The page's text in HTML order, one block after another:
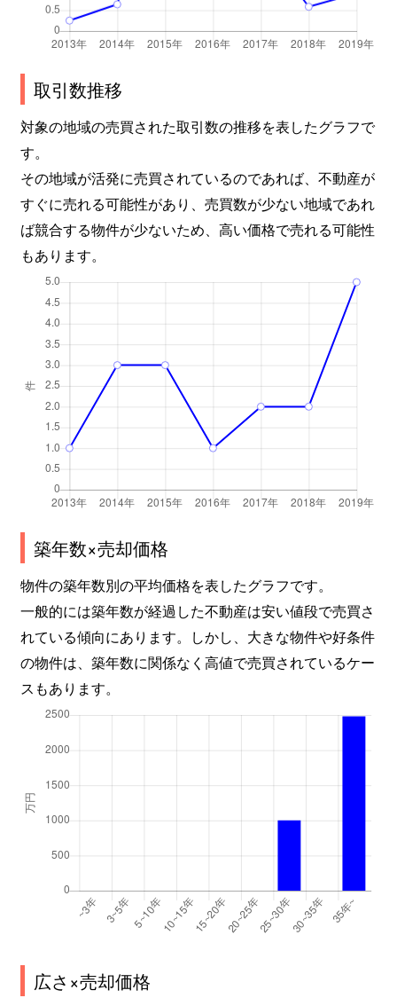
取引数推移
対象の地域の売買された取引数の推移を表したグラフで
す。
その地域が活発に売買されているのであれば、不動産が
すぐに売れる可能性があり、売買数が少ない地域であれ
ば競合する物件が少ないため、高い価格で売れる可能性
もあります。
築年数×売却価格
物件の築年数別の平均価格を表したグラフです。
一般的には築年数が経過した不動産は安い値段で売買さ
れている傾向にあります。しかし、大きな物件や好条件
の物件は、築年数に関係なく高値で売買されているケー
スもあります。
広さ×売却価格